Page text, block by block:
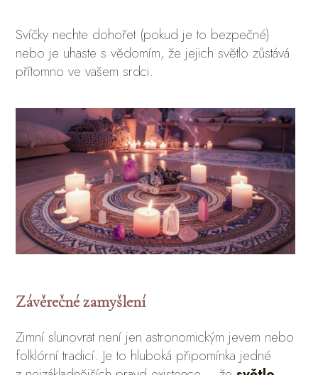
Svíčky nechte dohořet (pokud je to bezpečné)
nebo je uhaste s vědomím, že jejich světlo zůstává
přítomno ve vašem srdci.
Závěrečné zamyšlení
Zimní slunovrat není jen astronomickým jevem nebo
folklórní tradicí. Je to hluboká připomínka jedné